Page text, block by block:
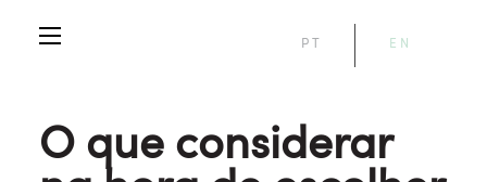
PT EN
O que considerar